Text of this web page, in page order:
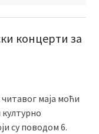
концерти за
маја моћи
су поводом 6.